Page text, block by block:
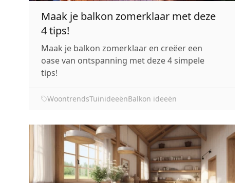
Maak je balkon zomerklaar met deze
4 tips!
Maak je balkon zomerklaar en creëer een
oase van ontspanning met deze 4 simpele
tips!
WoontrendsTuinideeënBalkon ideeën